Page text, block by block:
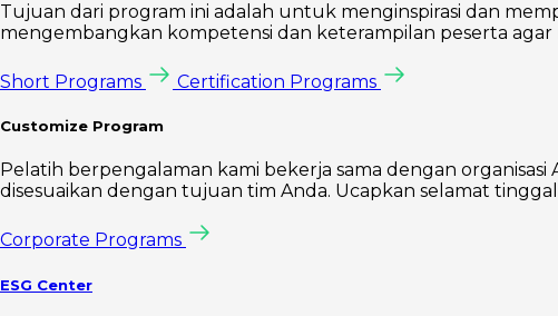
Tujuan dari program ini adalah untuk menginspirasi dan
mengembangkan kompetensi dan keterampilan peserta
Short Programs Certification Programs
Customize Program
Pelatih berpengalaman kami bekerja sama dengan
disesuaikan dengan tujuan tim Anda. Ucapkan selamat
Corporate Programs
ESG Center